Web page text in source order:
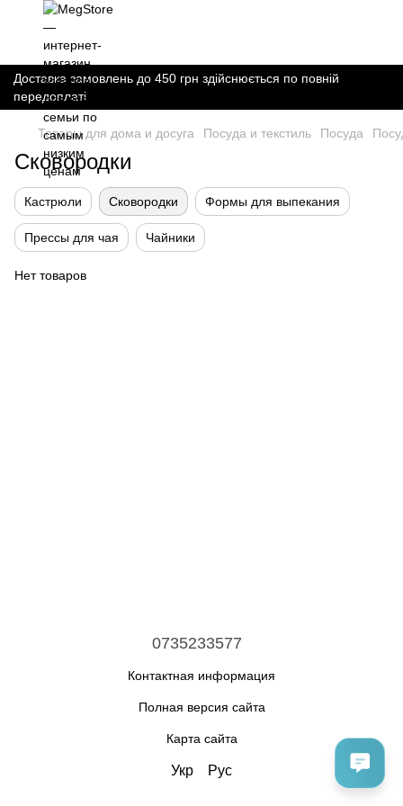
Доставка замовлень до 450 грн здійснюється по повній
передоплаті
Товары для дома и досуга Посуда и текстиль Посуда
Сковородки
Кастрюли Сковородки Формы для выпекания
Прессы для чая Чайники
Нет товаров
0735233577
Контактная информация
Полная версия сайта
Карта сайта
Укр Рус